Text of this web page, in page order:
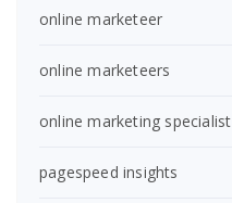
online marketeer
online marketeers
online marketing specialist
pagespeed insights